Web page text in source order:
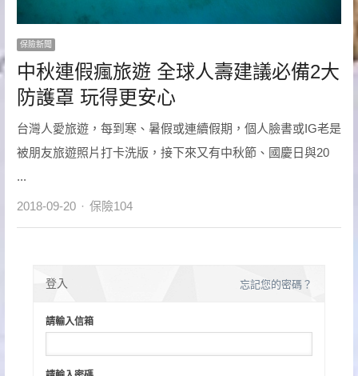
保險新聞
中秋連假瘋旅遊 全球人壽建議必備2大
防護罩 玩得更安心
台灣人愛旅遊，每到寒、暑假或連續假期，個人臉書或IG老是
被朋友旅遊照片打卡洗版，接下來又有中秋節、國慶日與20
...
2018-09-20 Author
保險104
登入 忘記您的密碼？
請輸入信箱